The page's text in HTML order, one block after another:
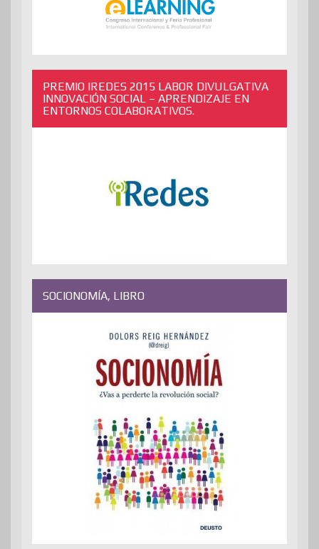
PREMIO IREDES 2015 LABOR DIVULGATIVA
INNOVACIÓN SOCIAL – APRENDIZAJE EN
ENTORNOS COLABORATIVOS.
SOCIONOMÍA, LIBRO